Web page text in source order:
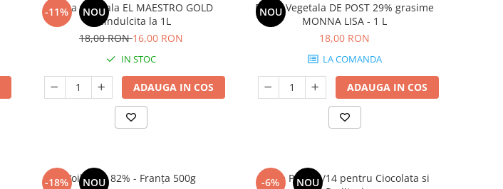
-11% NOU
Frisca vegetala EL MAESTRO GOLD
Neindulcita la 1L
18,00 RON16,00 RON
IN STOC
ADAUGA IN COS
NOU
Frisca Vegetala DE POST 29% grasime
MONNA LISA - 1 L
18,00 RON
LA COMANDA
ADAUGA IN COS
-18% NOU
Voila unt 82% - Franța 500g
-6% NOU
Lapte Praf 26/14 pentru Ciocolata si